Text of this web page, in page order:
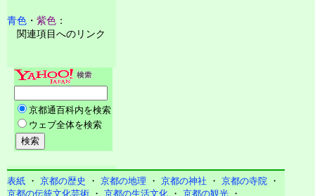
青色 ・ 紫色 ：
関連項目へのリンク
表紙 ・ 京都の歴史 ・ 京都の地理 ・ 京都の神社 ・ 京都の寺院 ・
京都の伝統文化芸術 ・ 京都の生活文化 ・ 京都の観光 ・